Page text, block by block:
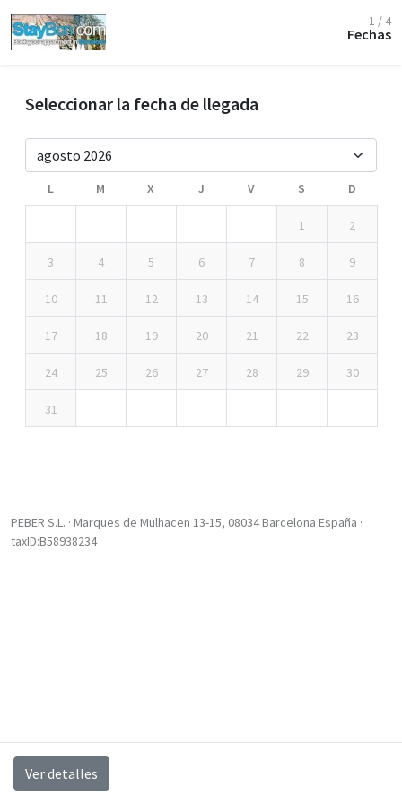
1 / 4
Fechas
Seleccionar la fecha de llegada
L M X J V S D
1 2
3 4 5 6 7 8 9
10 11 12 13 14 15 16
17 18 19 20 21 22 23
24 25 26 27 28 29 30
31
Ver detalles
PEBER S.L. · Marques de Mulhacen 13-15, 08034 Barcelona España ·
taxID:B58938234